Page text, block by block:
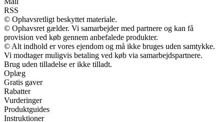
RSS
© Ophavsretligt beskyttet materiale.
© Ophavsret gælder. Vi samarbejder med partnere og kan få
provision ved køb gennem anbefalede produkter.
© Alt indhold er vores ejendom og må ikke bruges uden samtykke.
Vi modtager muligvis betaling ved køb via samarbejdspartnere.
Brug uden tilladelse er ikke tilladt.
Oplæg
Gratis gaver
Rabatter
Vurderinger
Produktguides
Instruktioner